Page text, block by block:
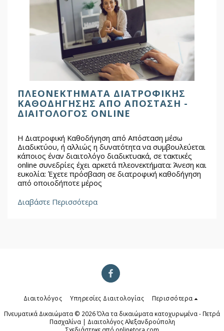
ΠΛΕΟΝΕΚΤΉΜΑΤΑ ΔΙΑΤΡΟΦΙΚΉΣ
ΚΑΘΟΔΉΓΗΣΗΣ ΑΠΌ ΑΠΌΣΤΑΣΗ -
ΔΙΑΙΤΟΛΌΓΟΣ ONLINE
Η Διατροφική Καθοδήγηση από Απόσταση μέσω
Διαδικτύου, ή αλλιώς η δυνατότητα να συμβουλεύεται
κάποιος έναν διαιτολόγο διαδικτυακά, σε τακτικές
online συνεδρίες έχει αρκετά πλεονεκτήματα: Άνεση και
ευκολία: Έχετε πρόσβαση σε διατροφική καθοδήγηση
από οποιοδήποτε μέρος
Διαβάστε Περισσότερα
Διαιτολόγος Υπηρεσίες Διαιτολογίας
Περισσότερα
Πνευματικά Δικαιώματα © 2026 Όλα τα δικαιώματα κατοχυρωμένα - Πετρά
Πασχαλίνα | Διαιτολόγος Αλεξανδρούπολη
Σχεδιάστηκε από onlinetora.com